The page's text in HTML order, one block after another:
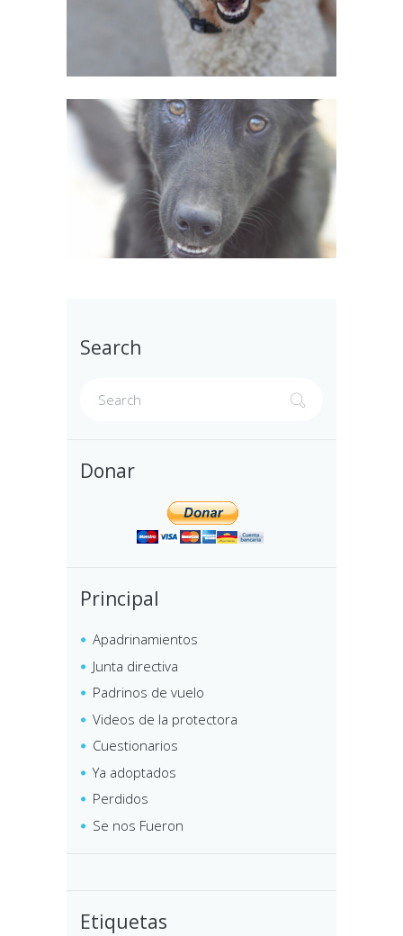
Search
Donar
Principal
Apadrinamientos
Junta directiva
Padrinos de vuelo
Videos de la protectora
Cuestionarios
Ya adoptados
Perdidos
Se nos Fueron
Etiquetas